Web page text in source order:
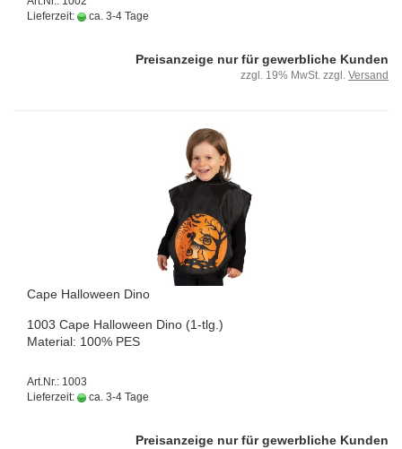
Lieferzeit:
ca. 3-4 Tage
Preisanzeige nur für gewerbliche Kunden
zzgl. 19% MwSt. zzgl. Versand
Cape Hal­lo­ween Dino
1003 Cape Hal­lo­ween Dino (1-tlg.)
Ma­te­ri­al: 100% PES
Art.Nr.: 1003
Lieferzeit:
ca. 3-4 Tage
Preisanzeige nur für gewerbliche Kunden